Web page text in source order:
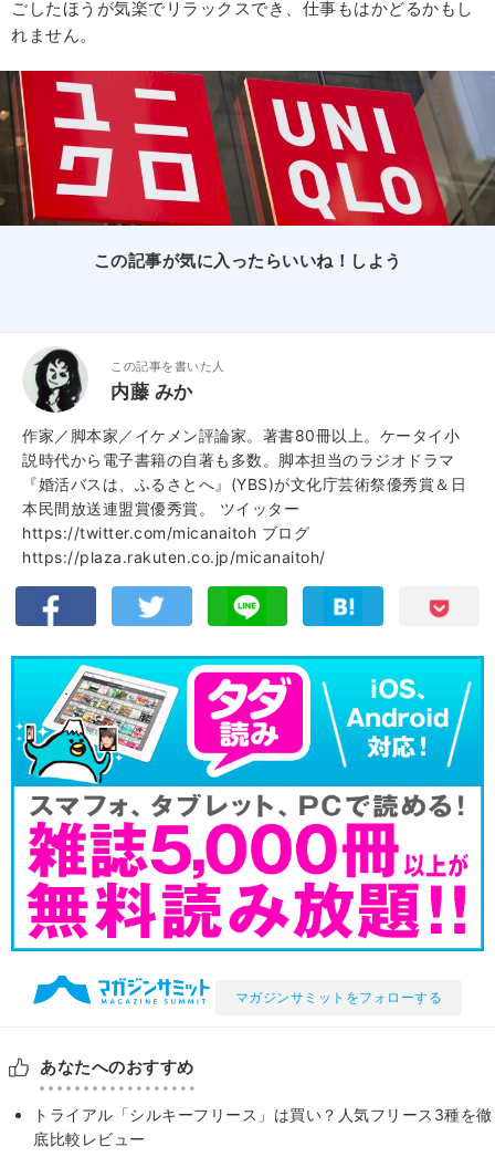
ごしたほうが気楽でリラックスでき、仕事もはかどるかもし
れません。
この記事が気に入ったらいいね！しよう
この記事を書いた人
内藤 みか
作家／脚本家／イケメン評論家。著書80冊以上。ケータイ小
説時代から電子書籍の自著も多数。脚本担当のラジオドラマ
『婚活バスは、ふるさとへ』(YBS)が文化庁芸術祭優秀賞＆日
本民間放送連盟賞優秀賞。 ツイッター
https://twitter.com/micanaitoh ブログ
https://plaza.rakuten.co.jp/micanaitoh/
マガジンサミットをフォローする
あなたへのおすすめ
トライアル「シルキーフリース」は買い？人気フリース3種を徹
底比較レビュー